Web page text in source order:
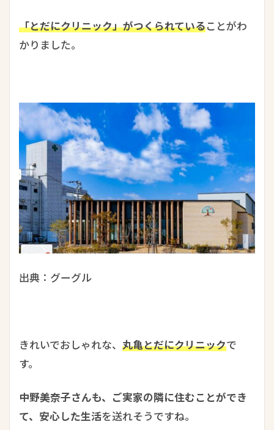
「とだにクリニック」がつくられていることがわ
かりました。
出典：グーグル
きれいでおしゃれな、 丸亀とだにクリニックで
す。
中野美奈子さんも、ご実家の隣に住むことができ
て、安心した生活を送れそうですね。